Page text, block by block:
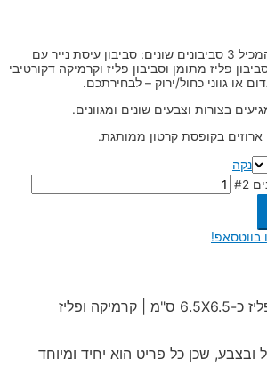
מארז סביבונים יפהפה המכיל 3 סביבונים שונים: סביבון עיסת נייר עם
פליז מתומן וסביבון פליז וקרמיקה דקורטיבי
או גווני כחול/ירוק – לבחירתכם.
בצורות וצבעים שונים ומגוונים.
ארוזים בקופסת קרטון ממותגת.
נקה
בווטסאפ!
נייר כ-7X7 ס"מ | פליז כ-6.5X6.5 ס"מ | קרמיקה ופליז
ובצבע, שכן כל פריט הוא יחיד ומיוחד